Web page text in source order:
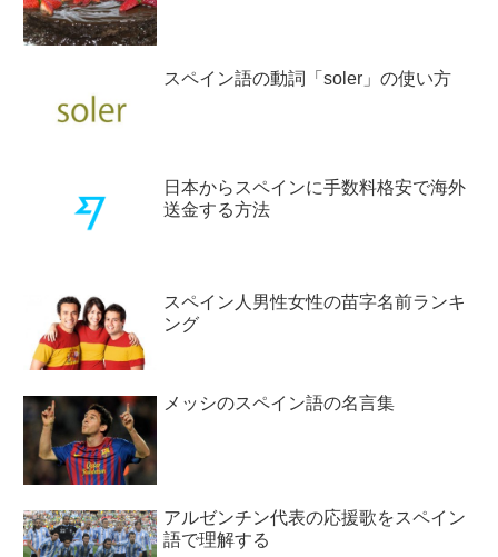
スペイン語の動詞「soler」の使い方
日本からスペインに手数料格安で海外
送金する方法
スペイン人男性女性の苗字名前ランキ
ング
メッシのスペイン語の名言集
アルゼンチン代表の応援歌をスペイン
語で理解する